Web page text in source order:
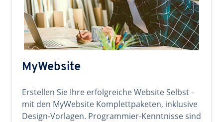
MyWebsite
Erstellen Sie Ihre erfolgreiche Website Selbst -
mit den MyWebsite Komplettpaketen, inklusive
Design-Vorlagen. Programmier-Kenntnisse sind